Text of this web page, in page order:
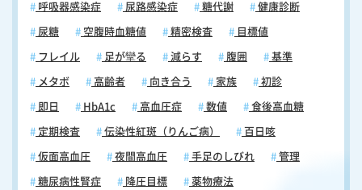
呼吸器感染症 尿路感染症 糖代謝 健康診断
尿糖 空腹時血糖値 精密検査 目標値
フレイル 足が攣る 減らす 腹囲 基準
メタボ 高齢者 向き合う 家族 初診
即日 HbA1c 高血圧症 数値 食後高血糖
定期検査 伝染性紅斑（りんご病） 百日咳
仮面高血圧 夜間高血圧 手足のしびれ 管理
糖尿病性腎症 降圧目標 薬物療法